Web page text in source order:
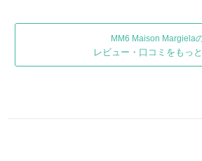
MM6 Maison Margiela
レビュー・口コミをもっ